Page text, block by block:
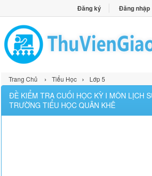
Đăng ký Đăng nhập
Trang Chủ › Tiểu Học › Lớp 5
ĐỀ KIỂM TRA CUỐI HỌC KỲ I MÔN LỊCH
TRƯỜNG TIỂU HỌC QUÂN KHÊ